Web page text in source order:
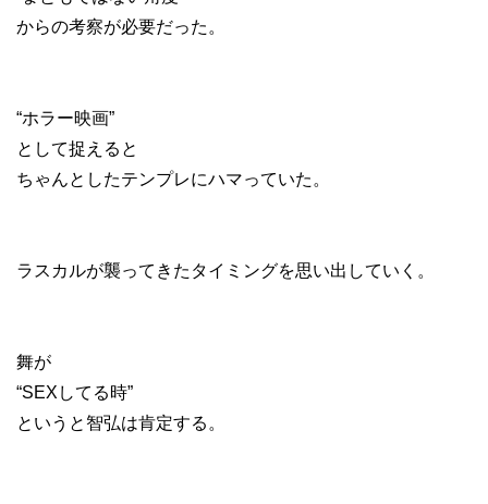
からの考察が必要だった。
“ホラー映画”
として捉えると
ちゃんとしたテンプレにハマっていた。
ラスカルが襲ってきたタイミングを思い出していく。
舞が
“SEXしてる時”
というと智弘は肯定する。